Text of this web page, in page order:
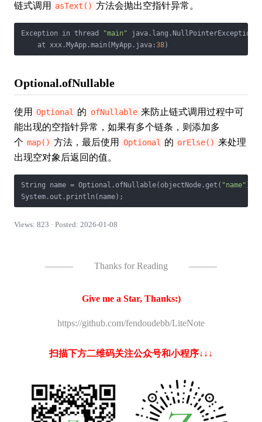
链式调用
asText() 方法会抛出空指针异常。
Exception in thread "main" java.lang.NullPointerException:
    at xxx.MyApp.main(MyApp.java:
38
Optional.ofNullable
使用 Optional 的 ofNullable 来防止链式调用过程中可
能出现的空指针异常，如果有多个链条，则添加多
个 map() 方法，最后使用 Optional 的 orElse() 来处理
出现空对象后返回的值。
String name = Optional.ofNullable(objectNode.get( "name"
Views: 823 · Posted: 2026-01-08
——— Thanks for Reading ———
Give me a Star, Thanks:)
https://github.com/fendoudebb/LiteNote
扫描下方二维码关注公众号和小程序↓↓↓